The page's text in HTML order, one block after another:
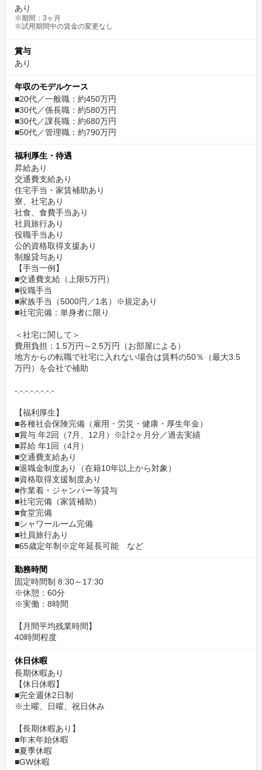
あり
※期間：3ヶ月
※試用期間中の賃金の変更なし
賞与
あり
年収のモデルケース
■20代／一般職：約450万円
■30代／係長職：約580万円
■30代／課長職：約680万円
■50代／管理職：約790万円
福利厚生・待遇
昇給あり
交通費支給あり
住宅手当・家賃補助あり
寮、社宅あり
社食、食費手当あり
社員旅行あり
役職手当あり
公的資格取得支援あり
制服貸与あり
【手当一例】
■交通費支給（上限5万円）
■役職手当
■家族手当（5000円／1名）※規定あり
■社宅完備：単身者に限り
＜社宅に関して＞
費用負担：1.5万円～2.5万円（お部屋による）
地方からの転職で社宅に入れない場合は賃料の50％（最大3.5
万円）を会社で補助
-.-.-.-.-.-.-.-
【福利厚生】
■各種社会保険完備（雇用・労災・健康・厚生年金）
■賞与 年2回（7月、12月）※計2ヶ月分／過去実績
■昇給 年1回（4月）
■交通費支給あり
■退職金制度あり（在籍10年以上から対象）
■資格取得支援制度あり
■作業着・ジャンパー等貸与
■社宅完備（家賃補助）
■食堂完備
■シャワールーム完備
■社員旅行あり
■65歳定年制※定年延長可能 など
勤務時間
固定時間制 8:30～17:30
※休憩：60分
※実働：8時間
【月間平均残業時間】
40時間程度
休日休暇
長期休暇あり
【休日休暇】
■完全週休2日制
※土曜、日曜、祝日休み
【長期休暇あり】
■年末年始休暇
■夏季休暇
■GW休暇